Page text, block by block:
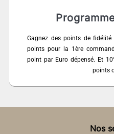
Gagnez des points de
points pour la 1ère
point par Euro dépensé. Et
points
Nos